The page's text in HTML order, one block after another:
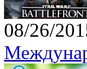
08/26/